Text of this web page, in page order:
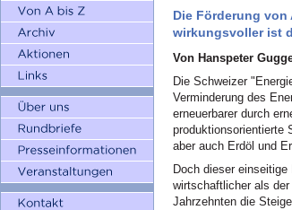
Die Förderung
wirkungsvoller ist
Von Hanspeter
Die Schweizer
Verminderung des
erneuerbarer durch
produktionsorientierte
aber auch Erdöl und
Doch dieser
wirtschaftlicher als
Jahrzehnten die